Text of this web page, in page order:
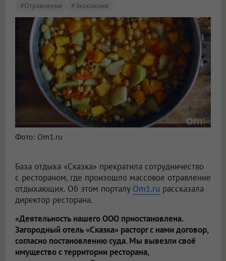
#отравление #эксклюзив
Фото: Om1.ru
База отдыха «Сказка» прекратила сотрудничество
с рестораном, где произошло массовое отравление
отдыхающих. Об этом порталу Om1.ru рассказала
директор ресторана.
«Деятельность нашего ООО приостановлена.
Загородный отель «Сказка» расторг с нами договор,
согласно постановлению суда. Мы вывезли своё
имущество с территории ресторана,